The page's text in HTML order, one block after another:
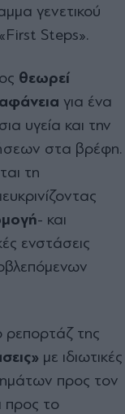
γενετικού
Steps».
θεωρεί
για ένα
υγεία και την
στα βρέφη.
τη
- και
ενστάσεις
ρεπορτάζ της
με ιδιωτικές
προς τον
προς το